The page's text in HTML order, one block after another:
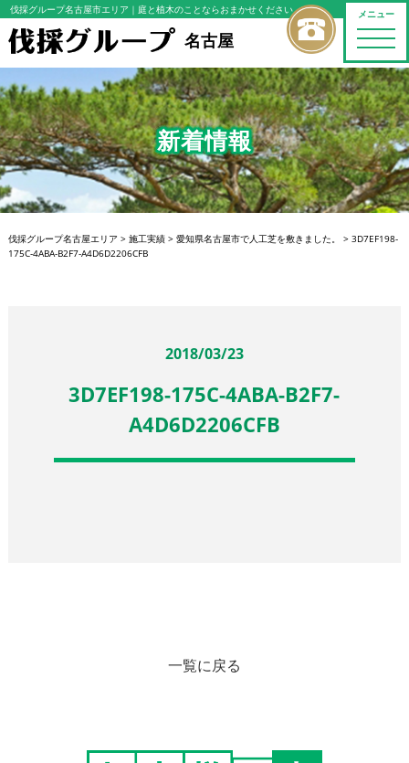
メニュー
toggle
伐採グループ名古屋市エリア ｜庭と植木のことならおまかせください
名古屋
新着情報
伐採グループ名古屋エリア > 施工実績> 愛知県名古屋市で人工芝を敷きました。 > 3D7EF198-
175C-4ABA-B2F7-A4D6D2206CFB
2018/03/23
3D7EF198-175C-4ABA-B2F7-
A4D6D2206CFB
一覧に戻る